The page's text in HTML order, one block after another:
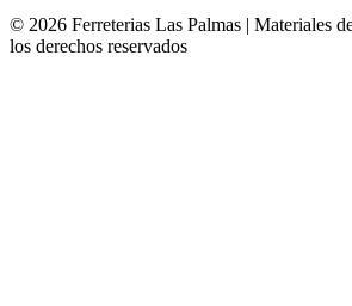
© 2026 Ferreterias Las Palmas | Materiales
los derechos reservados